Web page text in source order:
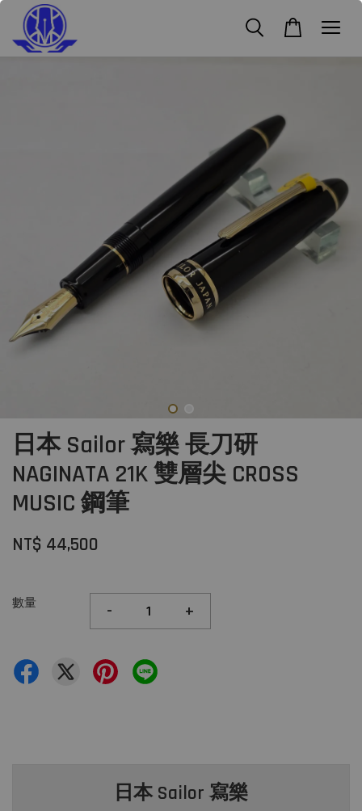
日本 Sailor 寫樂 長刀研
NAGINATA 21K 雙層尖 CROSS
MUSIC 鋼筆
NT$ 44,500
數量 - +
日本 Sailor 寫樂